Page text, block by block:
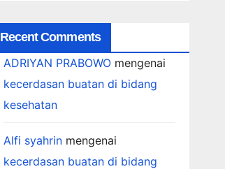
Recent Comments
ADRIYAN PRABOWOmengenai
kecerdasan buatan di bidang
kesehatan
Alfi syahrinmengenai
kecerdasan buatan di bidang